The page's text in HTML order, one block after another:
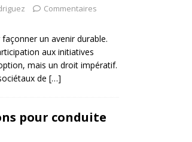
Commentaires
un avenir durable.
aux initiatives
mais un droit impératif.
de […]
pour conduite